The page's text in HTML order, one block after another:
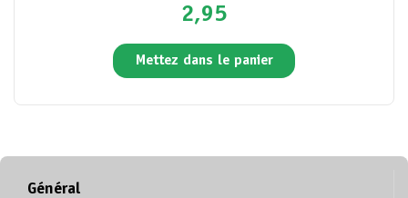
2,95
Mettez dans le panier
Général